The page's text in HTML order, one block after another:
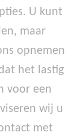
U kunt
maar
opnemen
het lastig
voor een
wij u
met